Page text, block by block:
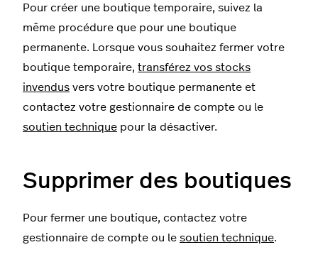
Pour créer une boutique temporaire, suivez la
même procédure que pour une boutique
permanente. Lorsque vous souhaitez fermer votre
boutique temporaire, transférez vos stocks
invendus vers votre boutique permanente et
contactez votre gestionnaire de compte ou le
soutien technique pour la désactiver.
Supprimer des boutiques
Pour fermer une boutique, contactez votre
gestionnaire de compte ou le soutien technique.